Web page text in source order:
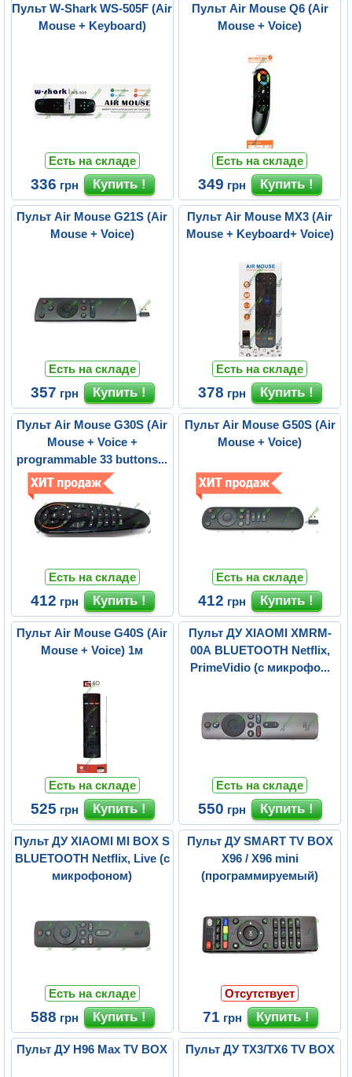
Пульт W-Shark WS-505F (Air
Mouse + Keyboard)
Есть на складе
336 грн
Пульт Air Mouse Q6 (Air
Mouse + Voice)
Есть на складе
349 грн
Пульт Air Mouse G21S (Air
Mouse + Voice)
Есть на складе
357 грн
Пульт Air Mouse MX3 (Air
Mouse + Keyboard+ Voice)
Есть на складе
378 грн
Пульт Air Mouse G30S (Air
Mouse + Voice +
programmable 33 buttons...
Есть на складе
412 грн
Пульт Air Mouse G50S (Air
Mouse + Voice)
Есть на складе
412 грн
Пульт Air Mouse G40S (Air
Mouse + Voice) 1м
Есть на складе
525 грн
Пульт ДУ XIAOMI XMRM-
00A BLUETOOTH Netflix,
PrimeVidio (с микрофо...
Есть на складе
550 грн
Пульт ДУ XIAOMI MI BOX S
BLUETOOTH Netflix, Live (с
микрофоном)
Есть на складе
588 грн
Пульт ДУ SMART TV BOX
X96 / X96 mini
(программируемый)
Отсутствует
71 грн
Пульт ДУ H96 Max TV BOX Пульт ДУ TX3/TX6 TV BOX